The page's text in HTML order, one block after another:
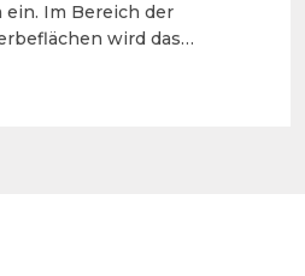
ein. Im Bereich der
wird das
Home stellt die APG|SGA